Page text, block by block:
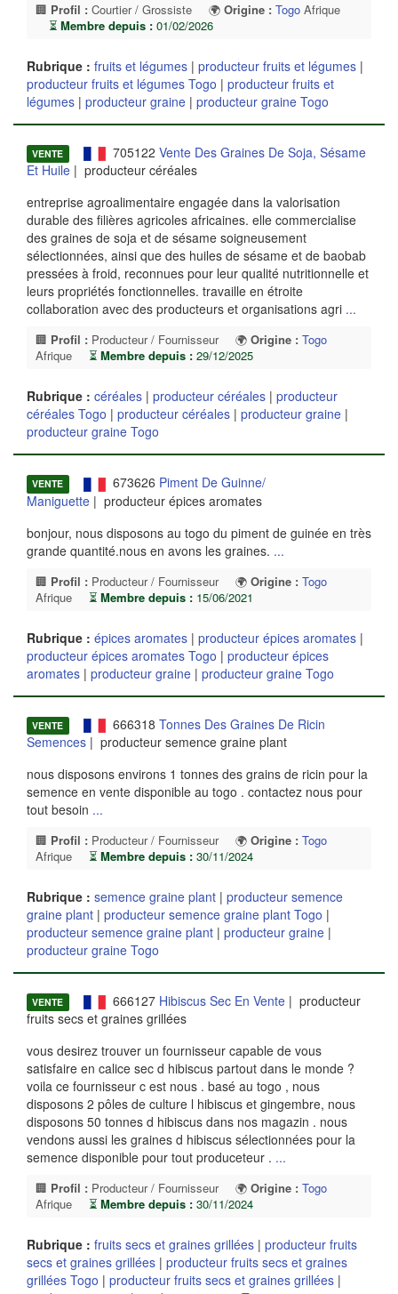
🏢 Profil : Courtier / Grossiste 🌍 Origine : Togo Afrique
⏳ Membre depuis : 01/02/2026
Rubrique : fruits et légumes | producteur fruits et légumes |
producteur fruits et légumes Togo | producteur fruits et
légumes | producteur graine | producteur graine Togo
VENTE 705122 Vente Des Graines De Soja, Sésame
Et Huile | producteur céréales
entreprise agroalimentaire engagée dans la valorisation
durable des filières agricoles africaines. elle commercialise
des graines de soja et de sésame soigneusement
sélectionnées, ainsi que des huiles de sésame et de baobab
pressées à froid, reconnues pour leur qualité nutritionnelle et
leurs propriétés fonctionnelles. travaille en étroite
collaboration avec des producteurs et organisations agri ...
🏢 Profil : Producteur / Fournisseur 🌍 Origine : Togo
Afrique
⏳ Membre depuis : 29/12/2025
Rubrique : céréales | producteur céréales | producteur
céréales Togo | producteur céréales | producteur graine |
producteur graine Togo
VENTE 673626 Piment De Guinne/
Maniguette | producteur épices aromates
bonjour, nous disposons au togo du piment de guinée en très
grande quantité.nous en avons les graines. ...
🏢 Profil : Producteur / Fournisseur 🌍 Origine : Togo
Afrique
⏳ Membre depuis : 15/06/2021
Rubrique : épices aromates | producteur épices aromates |
producteur épices aromates Togo | producteur épices
aromates | producteur graine | producteur graine Togo
VENTE 666318 Tonnes Des Graines De Ricin
Semences | producteur semence graine plant
nous disposons environs 1 tonnes des grains de ricin pour la
semence en vente disponible au togo . contactez nous pour
tout besoin ...
🏢 Profil : Producteur / Fournisseur 🌍 Origine : Togo
Afrique
⏳ Membre depuis : 30/11/2024
Rubrique : semence graine plant | producteur semence
graine plant | producteur semence graine plant Togo |
producteur semence graine plant | producteur graine |
producteur graine Togo
VENTE 666127 Hibiscus Sec En Vente| producteur
fruits secs et graines grillées
vous desirez trouver un fournisseur capable de vous
satisfaire en calice sec d hibiscus partout dans le monde ?
voila ce fournisseur c est nous . basé au togo , nous
disposons 2 pôles de culture l hibiscus et gingembre, nous
disposons 50 tonnes d hibiscus dans nos magazin . nous
vendons aussi les graines d hibiscus sélectionnées pour la
semence disponible pour tout produceteur . ...
🏢 Profil : Producteur / Fournisseur 🌍 Origine : Togo
Afrique
⏳ Membre depuis : 30/11/2024
Rubrique : fruits secs et graines grillées | producteur fruits
secs et graines grillées | producteur fruits secs et graines
grillées Togo | producteur fruits secs et graines grillées |